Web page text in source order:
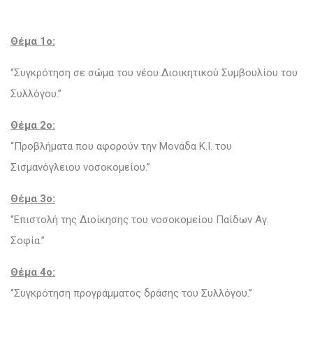
Θέμα 1ο:
‘’Συγκρότηση σε σώμα του νέου Διοικητικού Συμβουλίου του
Συλλόγου.’’
Θέμα 2ο:
‘’Προβλήματα που αφορούν την Μονάδα Κ.Ι. του
Σισμανόγλειου νοσοκομείου.’’
Θέμα 3ο:
‘’Επιστολή της Διοίκησης του νοσοκομείου Παίδων Αγ.
Σοφία.’’
Θέμα 4ο:
‘’Συγκρότηση προγράμματος δράσης του Συλλόγου.’’